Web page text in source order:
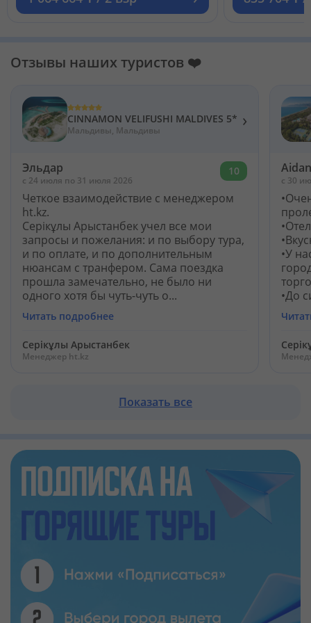
Отзывы наших туристов ❤️
CINNAMON VELIFUSHI MALDIVES 5*
Мальдивы, Мальдивы ›
Эльдар
c 24 июля по 31 июля 2026
10
Четкое взаимодействие с менеджером
ht.kz.
Серікұлы Арыстанбек учел все мои
запросы и пожелания: и по выбору тура,
и по оплате, и по дополнительным
нюансам с транфером. Сама поездка
прошла замечательно, не было ни
одного хотя бы чуть-чуть о...
Читать подробнее
Серікұлы Арыстанбек
Менеджер ht.kz
c 30
•У
•До
Показать все